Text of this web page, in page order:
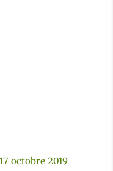
octobre 2019